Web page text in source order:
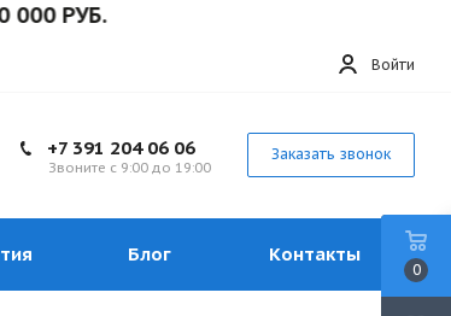
РУБ.
Войти
+7 391 204 06 06
Звоните с 9:00 до 19:00
Заказать звонок
Блог Контакты
0